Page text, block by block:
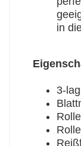
in
3-